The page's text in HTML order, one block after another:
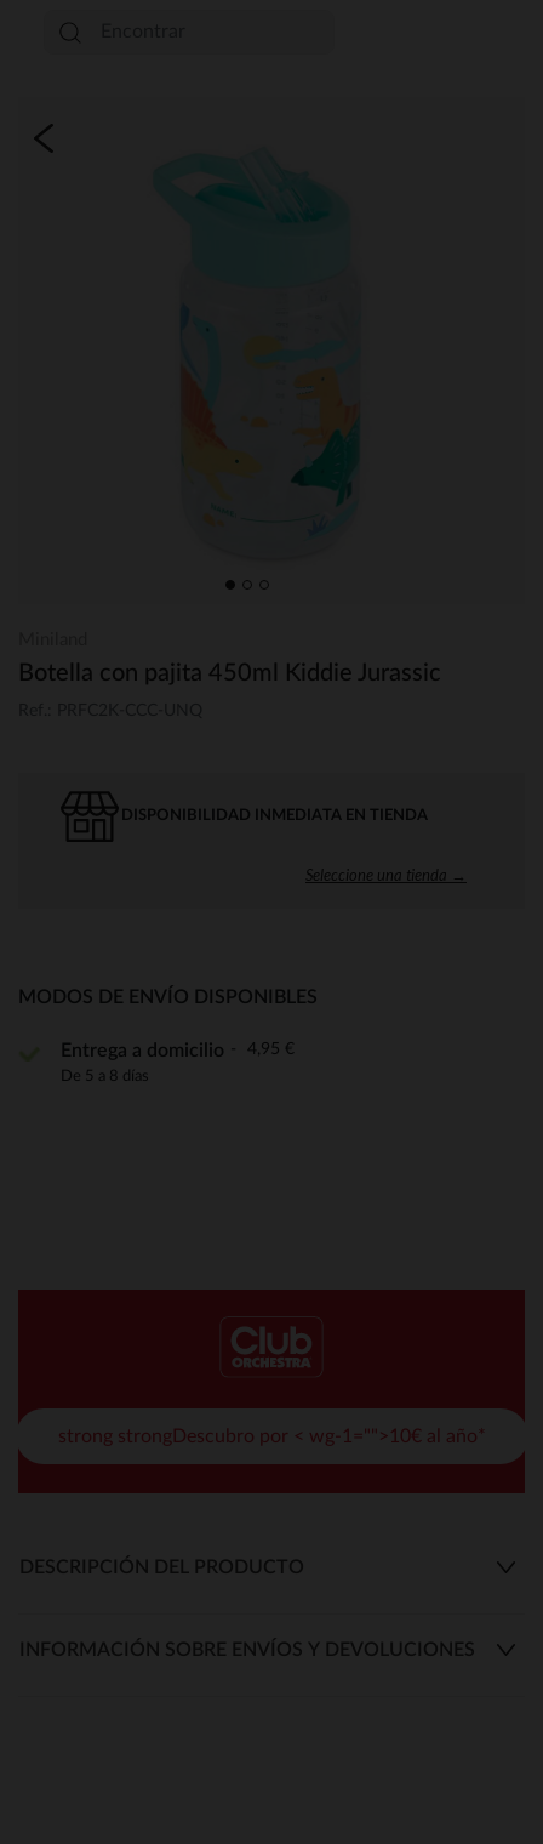
Botella con pajita 450ml Kiddie Jurassic
DISPONIBILIDAD INMEDIATA EN TIENDA
Seleccione una tienda →
MODOS DE ENVÍO DISPONIBLES
Entrega a domicilio 4,95 €
De 5 a 8 días
strong strongDescubro por < wg-1="">10€ al año*
DESCRIPCIÓN DEL PRODUCTO
INFORMACIÓN SOBRE ENVÍOS Y DEVOLUCIONES